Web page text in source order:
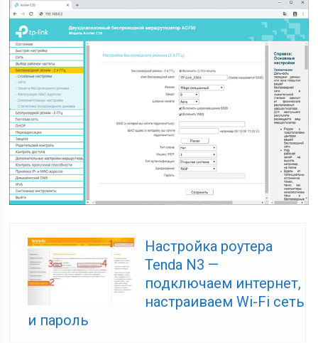
Настройка роутера
Tenda N3 —
подключаем интернет,
настраиваем Wi-Fі сеть
и пароль